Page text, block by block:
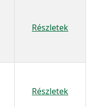
Részletek
Részletek